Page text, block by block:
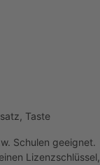
Taste
Schulen geeignet.